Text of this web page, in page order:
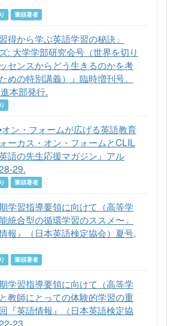
筆頭著者
得から学ぶ英語学習の秘訣」
: 大学学部研究会号（世界を切り
センスからどう生きるのかを考
めの特別講義）』臨時増刊号、
本部発行.
オン・フォームが広げる英語教育
ーカス・オン・フォームとCLIL
語の先生応援マガジン』アル
29.
筆頭著者
学習指導要領に向けて（高等学
統合型の循環学習のススメ〜」
報』（日本英語検定協会）夏号,
筆頭著者
学習指導要領に向けて（高等学
教師にとっての体験的学習の重
『英語情報』（日本英語検定協
23.